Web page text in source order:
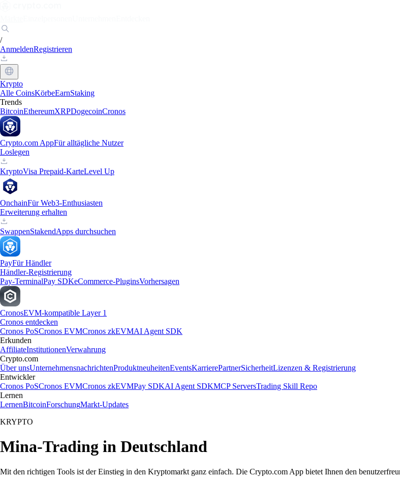
/
AnmeldenRegistrieren
Krypto
Alle CoinsKörbeEarnStaking
Trends
BitcoinEthereumXRPDogecoinCronos
Crypto.com AppFür alltägliche Nutzer
Loslegen
KryptoVisa Prepaid-KarteLevel Up
OnchainFür Web3-Enthusiasten
Erweiterung erhalten
SwappenStakendApps durchsuchen
PayFür Händler
Händler-Registrierung
Pay-TerminalPay SDKeCommerce-PluginsVorhersagen
CronosEVM-kompatible Layer 1
Cronos entdecken
Cronos PoSCronos EVMCronos zkEVMAI Agent SDK
Erkunden
AffiliateInstitutionenVerwahrung
Crypto.com
Über unsUnternehmensnachrichtenProduktneuheitenEventsKarrierePartnerSicherheitLizenzen & Registrierung
Entwickler
Cronos PoSCronos EVMCronos zkEVMPay SDKAI Agent SDKMCP ServersTrading Skill Repo
Lernen
LernenBitcoinForschungMarkt-Updates
KRYPTO
Mina-Trading in Deutschland
Mit den richtigen Tools ist der Einstieg in den Kryptomarkt ganz einfach. Die Crypto.com App bietet Ihnen den